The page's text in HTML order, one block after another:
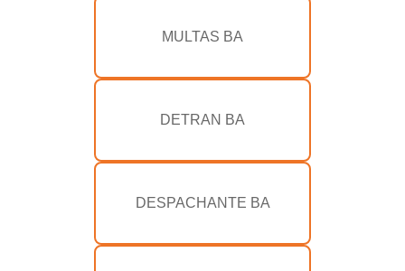
MULTAS BA
DETRAN BA
DESPACHANTE BA